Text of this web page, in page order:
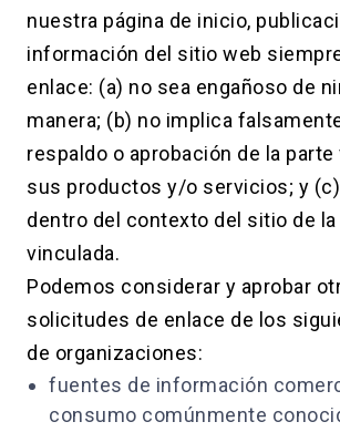
nuestra página de inicio,
información del sitio web
enlace: (a) no sea engañoso de
manera; (b) no implica
respaldo o aprobación de la parte
sus productos y/o servicios; y
dentro del contexto del sitio de la
vinculada.
Podemos considerar y aprobar
solicitudes de enlace de los
de organizaciones:
fuentes de información
consumo comúnmente